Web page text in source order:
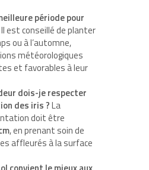
période pour
Il est conseillé de planter
ou à l’automne,
météorologiques
et favorables à leur
dois-je respecter
des iris ?La
doit être
, en prenant soin de
affleurés à la surface